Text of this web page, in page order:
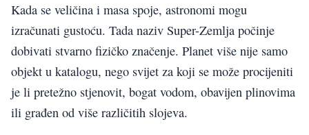
Kada se veličina i masa spoje, astronomi mogu
izračunati gustoću. Tada naziv Super-Zemlja počinje
dobivati stvarno fizičko značenje. Planet više nije samo
objekt u katalogu, nego svijet za koji se može procijeniti
je li pretežno stjenovit, bogat vodom, obavijen plinovima
ili građen od više različitih slojeva.